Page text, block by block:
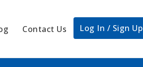
Contact Us Log In / Sign Up